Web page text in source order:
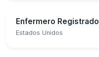
Enfermero Registrado
Estados Unidos